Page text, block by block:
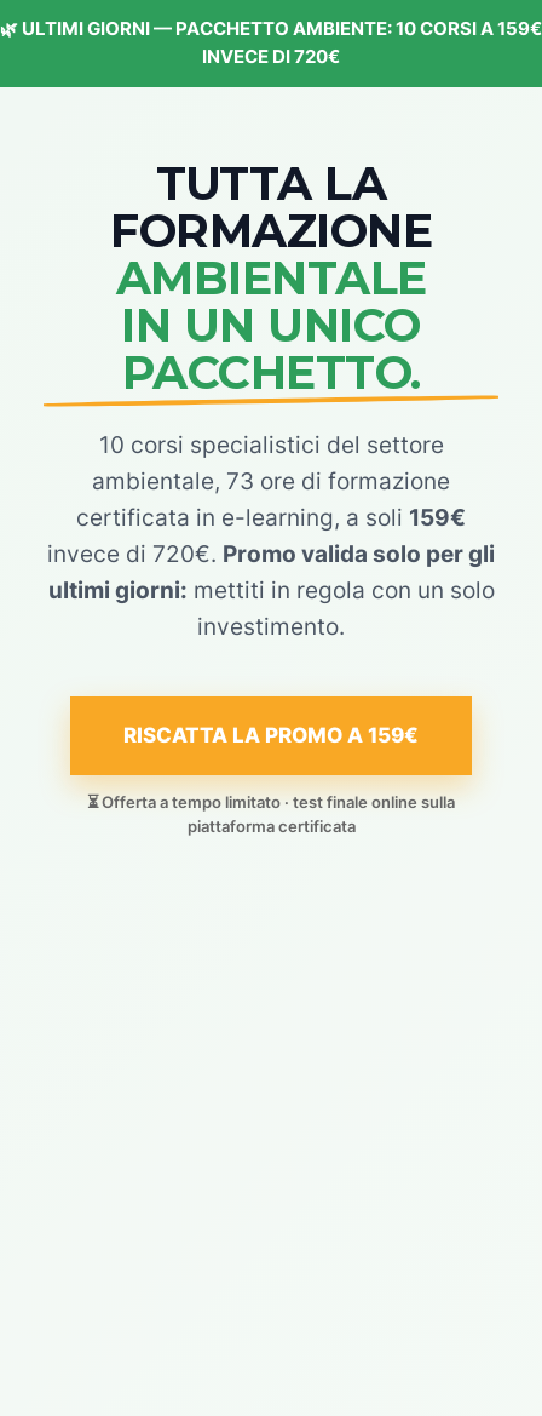
🌿 ULTIMI GIORNI — PACCHETTO AMBIENTE: 10 CORSI A 159€
INVECE DI 720€
TUTTA LA
FORMAZIONE
AMBIENTALE
IN UN UNICO
PACCHETTO.
10 corsi specialistici del settore
ambientale, 73 ore di formazione
certificata in e-learning, a soli 159€
invece di 720€. Promo valida solo per gli
ultimi giorni: mettiti in regola con un solo
investimento.
RISCATTA LA PROMO A 159€
⏳ Offerta a tempo limitato · test finale online sulla
piattaforma certificata